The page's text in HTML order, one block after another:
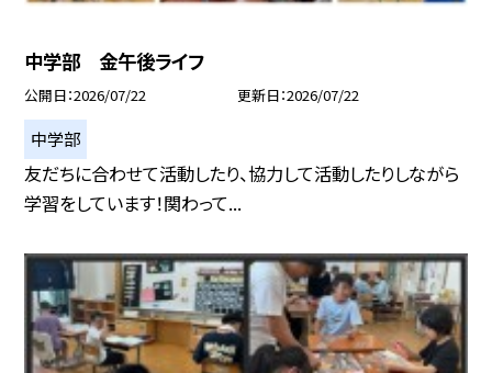
中学部 金午後ライフ
公開日 2026/07/22 更新日 2026/07/22
中学部
友だちに合わせて活動したり、協力して活動したりしながら
学習をしています！関わって...